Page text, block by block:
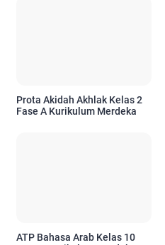
Prota Akidah Akhlak Kelas 2
Fase A Kurikulum Merdeka
ATP Bahasa Arab Kelas 10